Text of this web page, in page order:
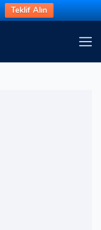
Teklif Alın